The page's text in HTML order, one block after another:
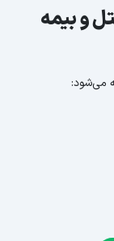
و بیمه
می‌شود: